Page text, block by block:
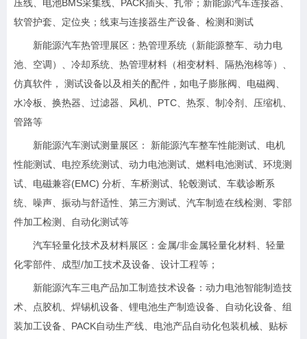
压线、电池BMS采集线、PACK插头、扎带；新能源汽车连接器、
软管护套、定位夹；线束与连接器生产设备、检测和测试
新能源汽车热管理展区：热管理系统（新能源整车、动力电
池、空调）、冷却系统、热管理材料（相变材料、隔热泡棉等）、
仿真软件， 测试设备以及相关的配件，如电子膨胀阀、电磁阀、
水冷板、换热器、过滤器、风机、PTC、热泵、制冷剂、压缩机、
管路等
新能源汽车测试测量展区： 新能源汽车整车性能测试、电机
性能测试、电控系统测试、动力电池测试、燃料电池测试、环境测
试、电磁兼容(EMC) 分析、车桥测试、轮毂测试、车载诊断系
统、噪声、振动与舒适性、第三方测试、汽车制造在线检测、零部
件加工检测、自动化测试等
汽车轻量化技术及材料展区：金属/非金属轻量化材料、轻量
化零部件、成型/加工技术及设备、设计工程等；
新能源汽车三电产品加工制造技术设备：动力电池智能制造技
术、点胶机、焊锡机设备、锂电池生产制造设备、自动化设备、组
装加工设备、PACK自动生产线、电池产品自动化包装机械、贴标